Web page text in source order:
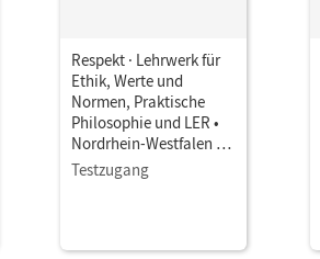
Respekt · Lehrwerk für
Ethik, Werte und
Normen, Praktische
Philosophie und LER •
Nordrhein-Westfalen -
Ausgabe ab 2025 · Band
2 • Schulbuch als E-
Testzugang